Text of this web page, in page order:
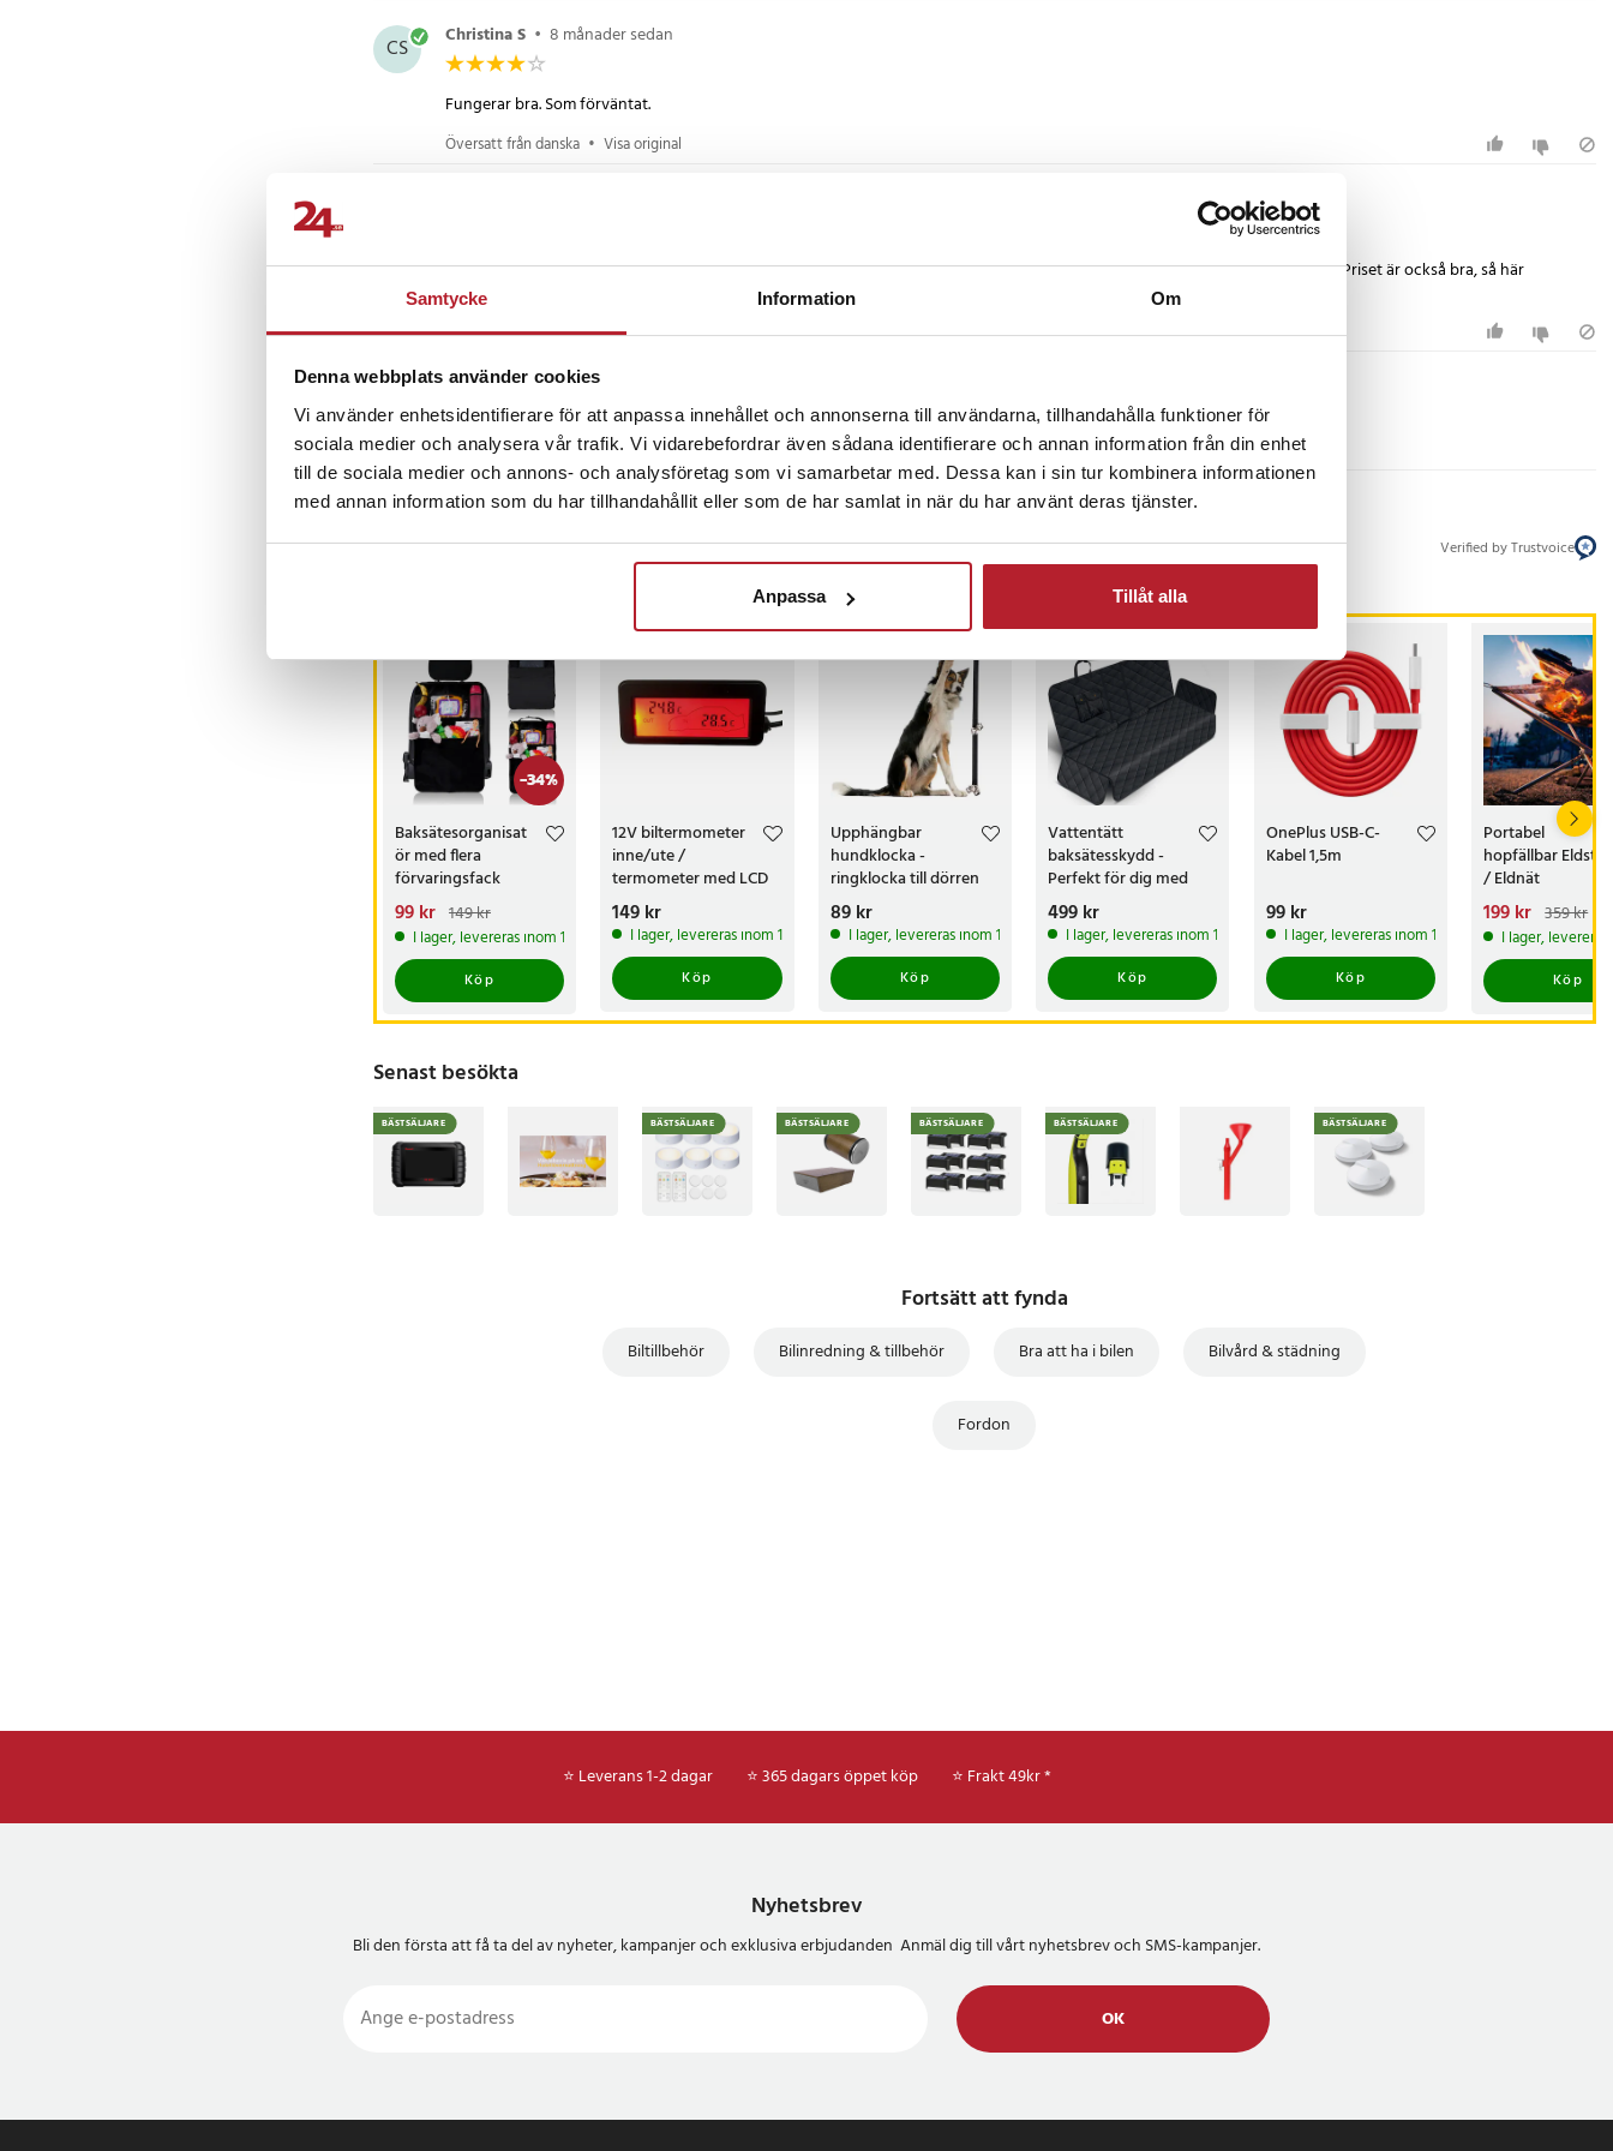
Samtycke Information Om
Denna webbplats använder cookies
Vi använder enhetsidentifierare för att anpassa innehållet och annonserna till användarna, tillhandahålla funktioner för
sociala medier och analysera vår trafik. Vi vidarebefordrar även sådana identifierare och annan information från din enhet
till de sociala medier och annons- och analysföretag som vi samarbetar med. Dessa kan i sin tur kombinera informationen
med annan information som du har tillhandahållit eller som de har samlat in när du har använt deras tjänster.
Anpassa Tillåt alla
CS Christina S • 8 månader sedan
Fungerar bra. Som förväntat.
Översatt från danska • Visa original
Jag gillade designen och kunde se att den passade precis till vår bil. Vi har nu provat den i en vecka och den värms upp direkt. Priset är också bra, så här
är min bästa rekommendation.
Översatt från danska•Visa original
Lennart E•6 månader sedan
Visa fler recensioner
Verified by Trustvoice
-34%
Baksätesorganisat
ör med flera
förvaringsfack
Nuvarande pris
99 krTidigare pris:
149 kr
99 kr 149 kr
I lager, levereras inom 1-2 vardagar
Köp
12V biltermometer
inne/ute /
termometer med LCD
til bil /
temperaturmätare för
cigarettändare
Pris :149 kr
149 kr
I lager, levereras inom 1-2 vardagar
Köp
Upphängbar
hundklocka -
ringklocka till dörren
Pris:89 kr
89 kr
I lager, levereras inom 1-2 vardagar
Köp
Vattentätt
baksätesskydd -
Perfekt för dig med
hund
Pris:499 kr
499 kr
I lager, levereras inom 1-2 vardagar
Köp
OnePlus USB-C-
Kabel 1,5m
Pris:99 kr
99 kr
I lager, levereras inom 1-2 vardagar
Köp
Portabel
hopfällbar
/ Eldnät
Nuvarande pris
199 krTidigare
359 kr
199 kr 359 kr
I lager,
Köp
Senast besökta
BÄSTSÄLJARE BÄSTSÄLJARE BÄSTSÄLJARE BÄSTSÄLJARE BÄSTSÄLJARE BÄSTSÄLJARE
Fortsätt att fynda
Biltillbehör Bilinredning & tillbehör Bra att ha i bilen Bilvård & städning
Fordon
⭐ Leverans 1-2 dagar ⭐ 365 dagars öppet köp ⭐ Frakt 49kr *
Nyhetsbrev
Bli den första att få ta del av nyheter, kampanjer och exklusiva erbjudanden Anmäl dig till vårt nyhetsbrev och SMS-kampanjer.
OK